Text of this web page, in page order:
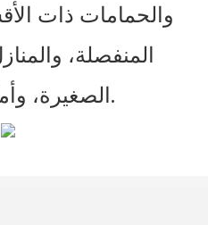
والحمامات ذات
المنفصلة،
الصغيرة، وأماكن الإقامة المنزلية.